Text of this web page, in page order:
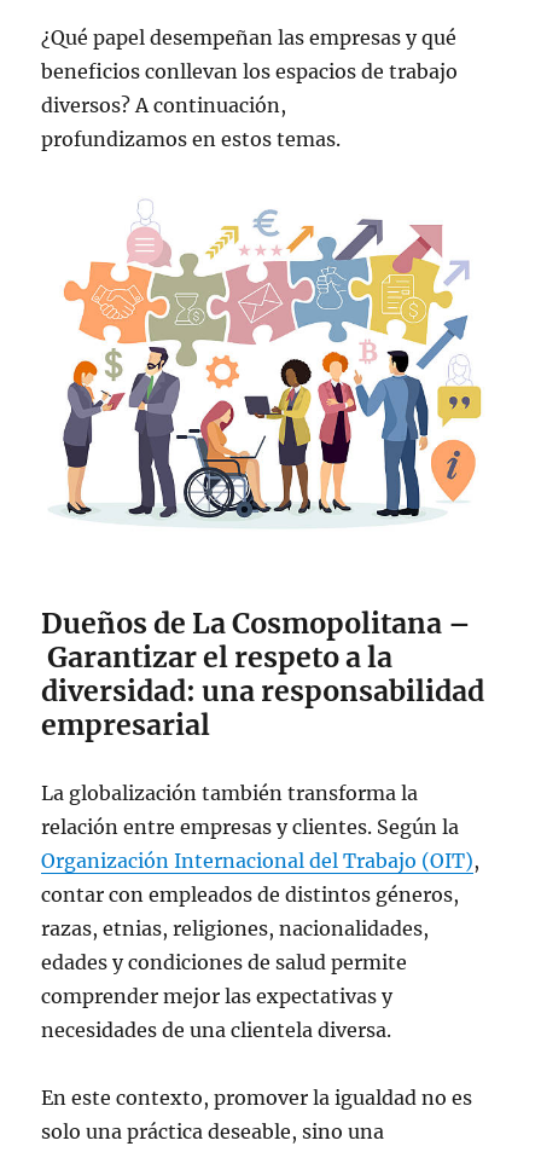
¿Qué papel desempeñan las empresas y qué
beneficios conllevan los espacios de trabajo
diversos? A continuación,
profundizamos en estos temas.
Dueños de La Cosmopolitana –
Garantizar el respeto a la
diversidad: una responsabilidad
empresarial
La globalización también transforma la
relación entre empresas y clientes. Según la
Organización Internacional del Trabajo (OIT),
contar con empleados de distintos géneros,
razas, etnias, religiones, nacionalidades,
edades y condiciones de salud permite
comprender mejor las expectativas y
necesidades de una clientela diversa.
En este contexto, promover la igualdad no es
solo una práctica deseable, sino una